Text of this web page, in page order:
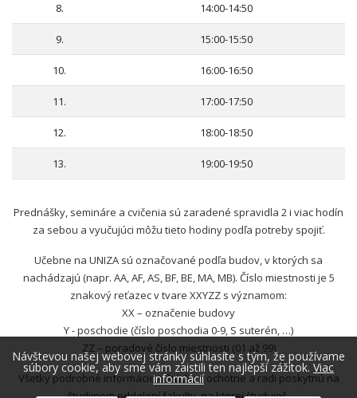
8. 14:00-14:50
9. 15:00-15:50
10. 16:00-16:50
11. 17:00-17:50
12. 18:00-18:50
13. 19:00-19:50
Prednášky, semináre a cvičenia sú zaradené spravidla 2 i viac hodín
za sebou a vyučujúci môžu tieto hodiny podľa potreby spojiť.
Učebne na UNIZA sú označované podľa budov, v ktorých sa
nachádzajú (napr. AA, AF, AS, BF, BE, MA, MB). Číslo miestnosti je 5
znakový reťazec v tvare XXYZZ s významom:
XX – označenie budovy
Y - poschodie (číslo poschodia 0-9, S suterén, …)
ZZ – poradové číslo miestnosti (01 až 99)
Všetky podrobné informácie o štúdiu ti ochotne a radi poskytnú na
Návštevou našej webovej stránky súhlasíte s tým, že používame
súbory cookie, aby sme vám zaistili ten najlepší zážitok. Viac
informácií